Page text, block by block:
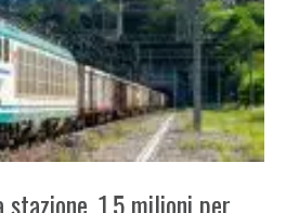
1,5 milioni per